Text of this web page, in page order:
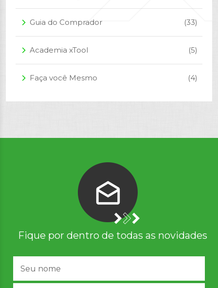
arrow_forward_ios Guia do Comprador (33)
arrow_forward_ios Academia xTool (5)
arrow_forward_ios Faça você Mesmo (4)
Fique por dentro de todas as novidades